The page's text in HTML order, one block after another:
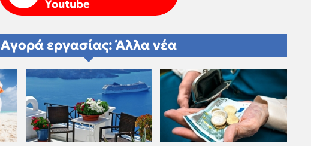
Youtube
Αγορά εργασίας: Άλλα νέα